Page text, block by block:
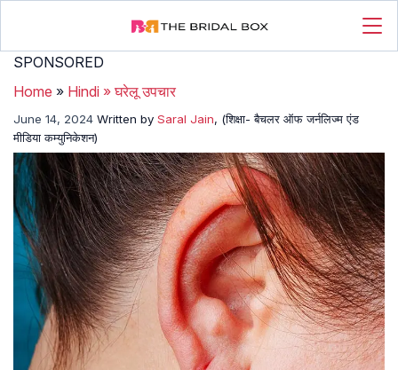
SPONSORED
Home » Hindi »घरेलू उपचार
June 14, 2024 Written by Saral Jain, (शिक्षा- बैचलर ऑफ जर्नलिज्म एंड
मीडिया कम्युनिकेशन)